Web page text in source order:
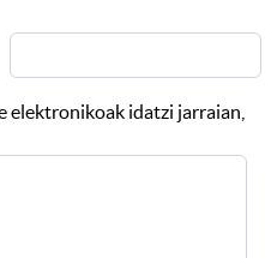
idatzi jarraian,